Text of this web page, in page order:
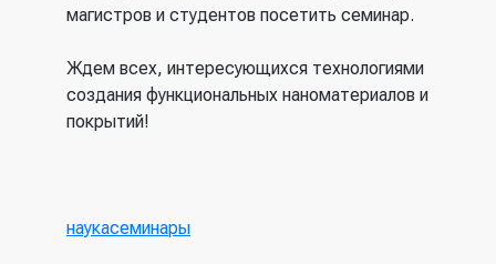
email)
магистров и студентов посетить семинар.
Ждем всех, интересующихся технологиями
создания функциональных наноматериалов и
покрытий!
наукасеминары